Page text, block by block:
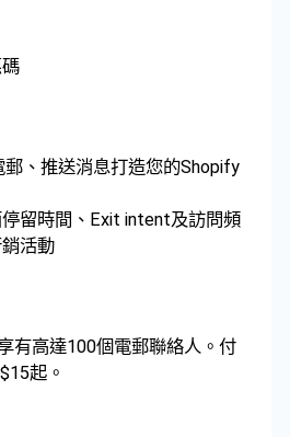
郵、推送消息打造您的Shopify
留時間、Exit intent及訪問頻
活動
有高達100個電郵聯絡人。付
起。